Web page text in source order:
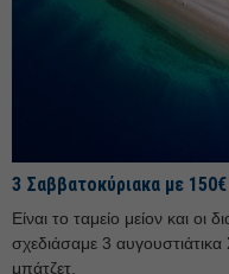
Αύγουστος 25
Μάρτιος 25
Φεβρουάριος 25
3 Σαββατοκύριακα με
Είναι το ταμείο μείον και οι
σχεδιάσαμε 3
μπάτζετ.